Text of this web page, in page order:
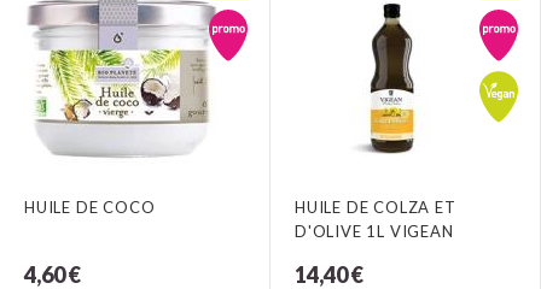
HUILE DE COCO
4,60 €
HUILE DE COLZA ET
D'OLIVE 1L VIGEAN
14,40 €